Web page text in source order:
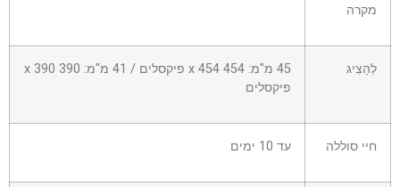
מקרה
לְהַצִיג
45 מ"מ: 454 x 454 פיקסלים / 41 מ"מ: 390 x 390
פיקסלים
חיי סוללה עד 10 ימים